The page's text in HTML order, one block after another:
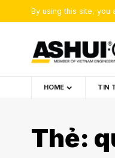
By using this site, you
HOME TIN
Thẻ: